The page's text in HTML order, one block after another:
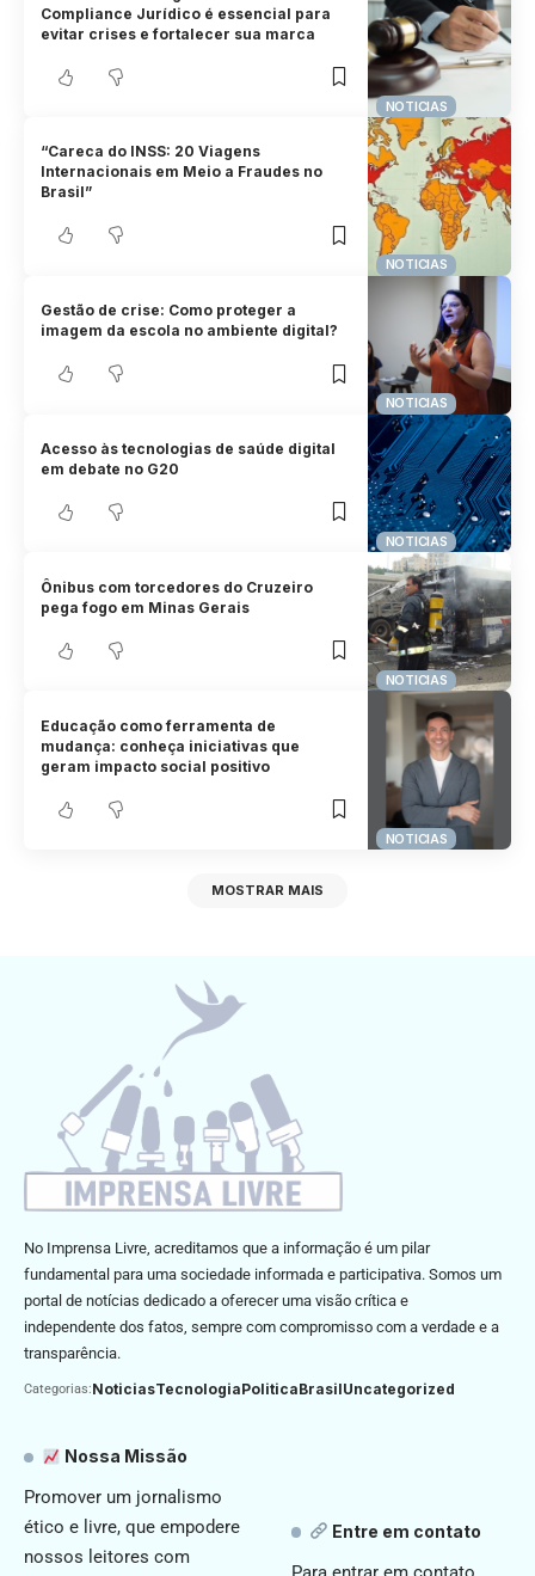
NOTICIAS
Compliance Jurídico é essencial para
evitar crises e fortalecer sua marca
NOTICIAS
“Careca do INSS: 20 Viagens
Internacionais em Meio a Fraudes no
Brasil”
NOTICIAS
Gestão de crise: Como proteger a
imagem da escola no ambiente digital?
NOTICIAS
Acesso às tecnologias de saúde digital
em debate no G20
NOTICIAS
Ônibus com torcedores do Cruzeiro
pega fogo em Minas Gerais
NOTICIAS
Educação como ferramenta de
mudança: conheça iniciativas que
geram impacto social positivo
MOSTRAR MAIS
No Imprensa Livre, acreditamos que a informação é um pilar
fundamental para uma sociedade informada e participativa. Somos um
portal de notícias dedicado a oferecer uma visão crítica e
independente dos fatos, sempre com compromisso com a verdade e a
transparência.
Categorias:NoticiasTecnologiaPoliticaBrasilUncategorized
Nossa Missão
Promover um jornalismo
ético e livre, que empodere
nossos leitores com
Entre em contato